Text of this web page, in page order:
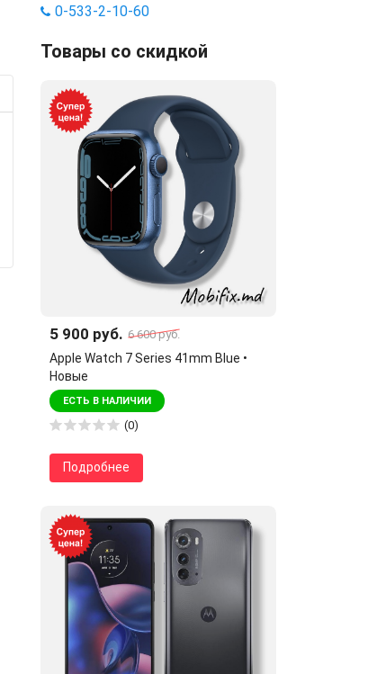
0-533-2-10-60
Товары со скидкой
5 900 руб. 6 600 руб.
Apple Watch 7 Series 41mm Blue •
Новые
ЕСТЬ В НАЛИЧИИ
(0)
Подробнее